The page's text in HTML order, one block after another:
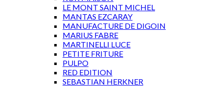
LE MONT SAINT MICHEL
MANTAS EZCARAY
MANUFACTURE DE DIGOIN
MARIUS FABRE
MARTINELLI LUCE
PETITE FRITURE
PULPO
RED EDITION
SEBASTIAN HERKNER